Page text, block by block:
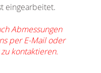
eingearbeitet.
Abmessungen
per E-Mail oder
kontaktieren.